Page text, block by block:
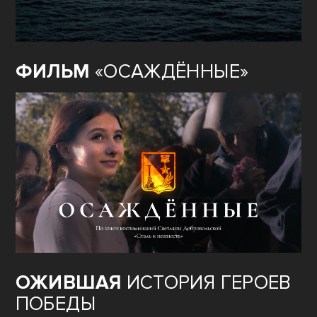
ФИЛЬМ «ОСАЖДЁННЫЕ»
ОЖИВШАЯ ИСТОРИЯ ГЕРОЕВ
ПОБЕДЫ